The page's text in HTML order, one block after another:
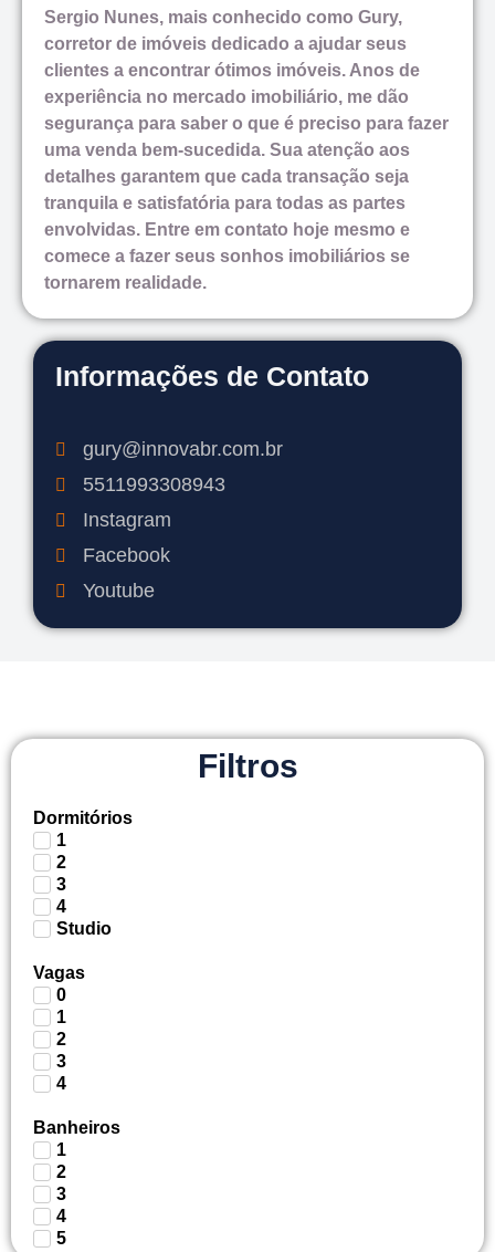
Sergio Nunes, mais conhecido como Gury,
corretor de imóveis dedicado a ajudar seus
clientes a encontrar ótimos imóveis. Anos de
experiência no mercado imobiliário, me dão
segurança para saber o que é preciso para fazer
uma venda bem-sucedida. Sua atenção aos
detalhes garantem que cada transação seja
tranquila e satisfatória para todas as partes
envolvidas. Entre em contato hoje mesmo e
comece a fazer seus sonhos imobiliários se
tornarem realidade.
Informações de Contato
gury@innovabr.com.br
5511993308943
Instagram
Facebook
Youtube
Filtros
Dormitórios
1
2
3
4
Studio
Vagas
0
1
2
3
4
Banheiros
1
2
3
4
5